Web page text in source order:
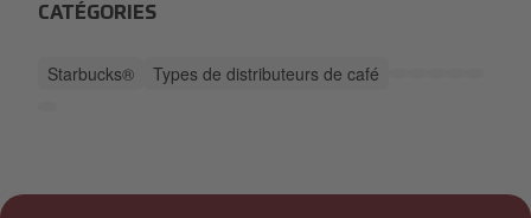
CATÉGORIES
Starbucks® Types de distributeurs de café